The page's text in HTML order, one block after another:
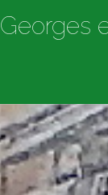
Georges